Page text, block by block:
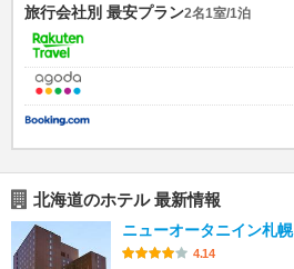
旅行会社別 最安プラン2名1室/1泊
北海道のホテル 最新情報
ニューオータニイン札幌
4.14